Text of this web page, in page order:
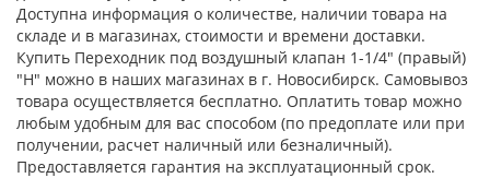
Доступна информация о количестве, наличии товара на
складе и в магазинах, стоимости и времени доставки.
Купить Переходник под воздушный клапан 1-1/4" (правый)
"Н" можно в наших магазинах в г. Новосибирск. Самовывоз
товара осуществляется бесплатно. Оплатить товар можно
любым удобным для вас способом (по предоплате или при
получении, расчет наличный или безналичный).
Предоставляется гарантия на эксплуатационный срок.